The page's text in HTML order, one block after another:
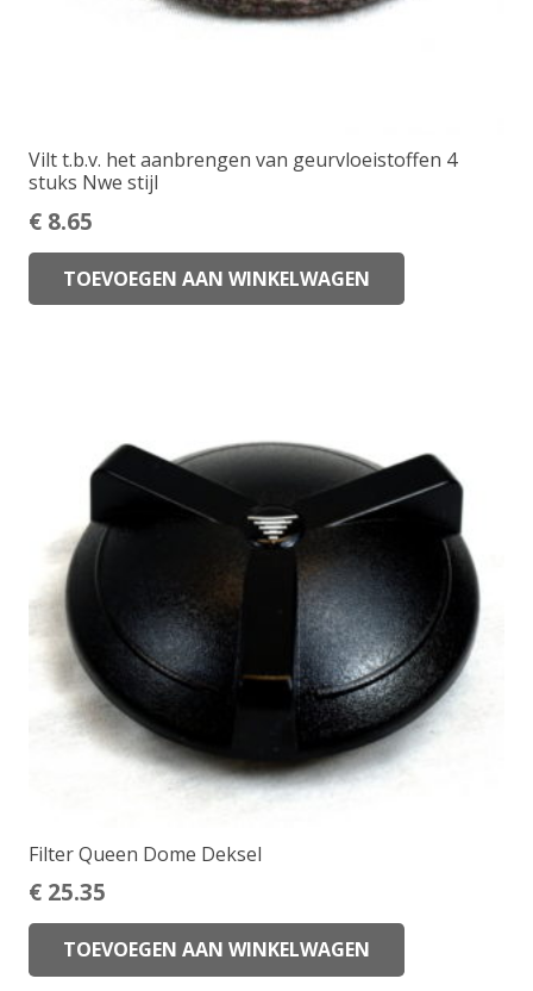
Vilt t.b.v. het aanbrengen van geurvloeistoffen 4
stuks Nwe stijl
€ 8.65
TOEVOEGEN AAN WINKELWAGEN
Filter Queen Dome Deksel
€ 25.35
TOEVOEGEN AAN WINKELWAGEN